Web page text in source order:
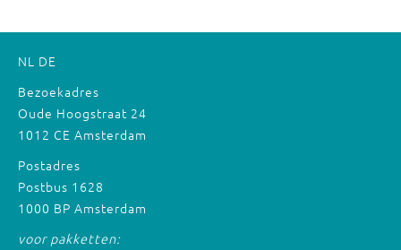
NL DE
Bezoekadres
Oude Hoogstraat 24
1012 CE Amsterdam
Postadres
Postbus 1628
1000 BP Amsterdam
voor pakketten: